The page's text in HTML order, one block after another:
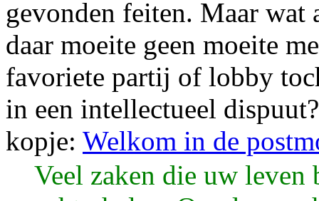
gevonden feiten. Maar
daar moeite geen moeite
favoriete partij of lobby
in een intellectueel
kopje: Welkom in de
Veel zaken die uw